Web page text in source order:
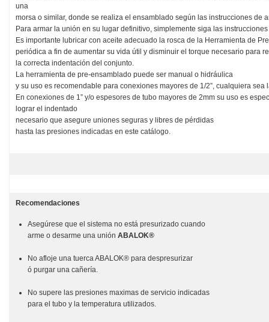
una
morsa o similar, donde se realiza el ensamblado según las instrucciones de
Para armar la unión en su lugar definitivo, simplemente siga las
Es importante lubricar con aceite adecuado la rosca de la Herramienta de
periódica a fin de aumentar su vida útil y disminuir el torque necesario para
la correcta indentación del conjunto.
La herramienta de pre-ensamblado puede ser manual o hidráulica
y su uso es recomendable para conexiones mayores de 1/2”, cualquiera sea
En conexiones de 1” y/o espesores de tubo mayores de 2mm su uso es
lograr el indentado
necesario que asegure uniones seguras y libres de pérdidas
hasta las presiones indicadas en este catálogo.
Recomendaciones
Asegúrese que el sistema no está presurizado cuando
arme o desarme una unión ABALOK®
No afloje una tuerca ABALOK® para despresurizar
ó purgar una cañería.
No supere las presiones maximas de servicio indicadas
para el tubo y la temperatura utilizados.